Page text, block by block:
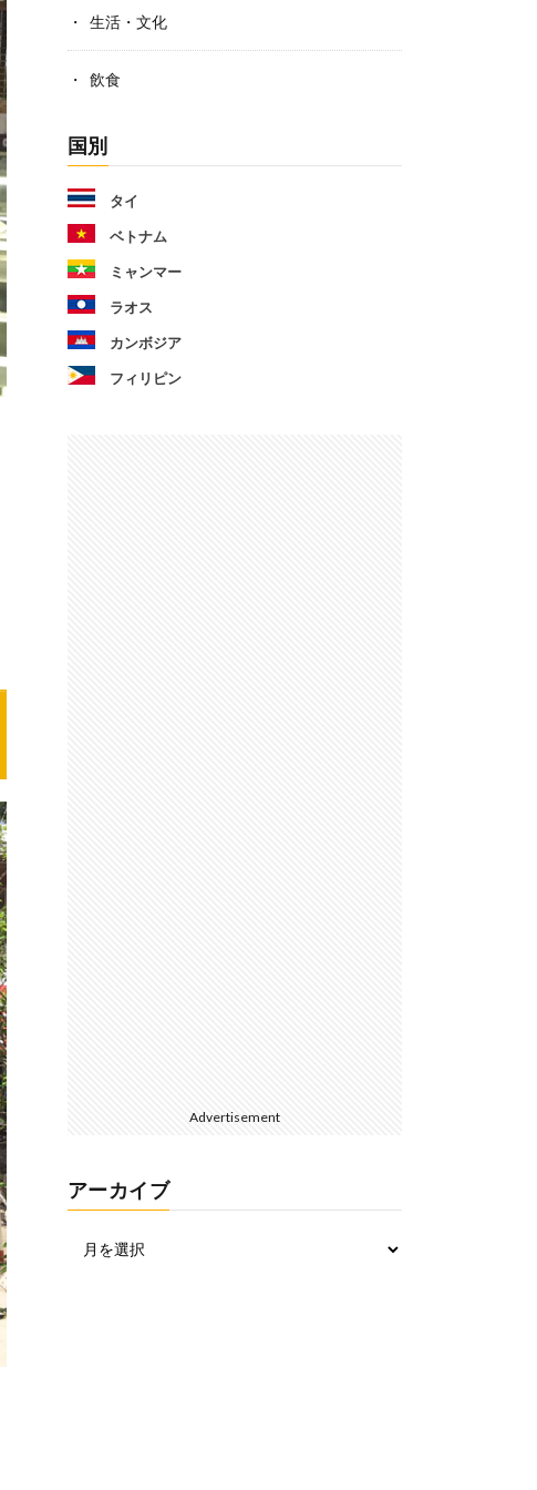
生活・文化
飲食
国別
タイ
ベトナム
ミャンマー
ラオス
カンボジア
フィリピン
Advertisement
アーカイブ